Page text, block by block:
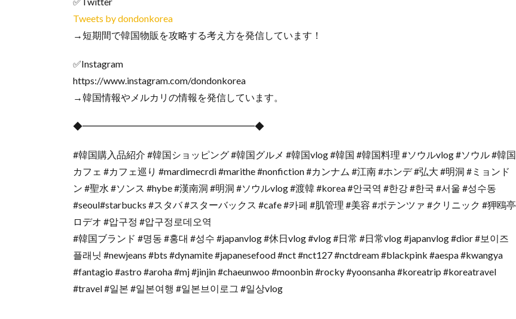
Tweets by dondonkorea
→短期間で韓国物販を攻略する考え方を発信しています！
✅Instagram
https://www.instagram.com/dondonkorea
→韓国情報やメルカリの情報を発信しています。
◆━━━━━━━━━━━━━━━━━━◆
#韓国購入品紹介 #韓国ショッピング #韓国グルメ #韓国vlog #韓国 #韓国料理 #ソウルvlog #ソウル #韓国
カフェ #カフェ巡り #mardimecrdi #marithe #nonfiction #カンナム #江南 #ホンデ #弘大 #明洞 #ミョンド
ン #聖水 #ソンス #hybe #漢南洞 #明洞 #ソウルvlog #渡韓 #korea #안국역 #한강 #한국 #서울 #성수동
#seoul#starbucks #スタバ #スターバックス #cafe #카페 #肌管理 #美容 #ポテンツァ #クリニック #狎鴎亭
ロデオ #압구정 #압구정로데오역
#韓国ブランド #명동 #홍대 #성수 #japanvlog #休日vlog #vlog #日常 #日常vlog #japanvlog #dior #보이즈
플래닛 #newjeans #bts #dynamite #japanesefood #nct #nct127 #nctdream #blackpink #aespa #kwangya
#fantagio #astro #aroha #mj #jinjin #chaeunwoo #moonbin #rocky #yoonsanha #koreatrip #koreatravel
#travel #일본 #일본여행 #일본브이로그 #일상vlog